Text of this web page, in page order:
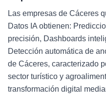
Las empresas de Cáceres
Datos IA obtienen:
precisión, Dashboards
Detección automática de
de Cáceres, caracterizado
sector turístico y
transformación digital